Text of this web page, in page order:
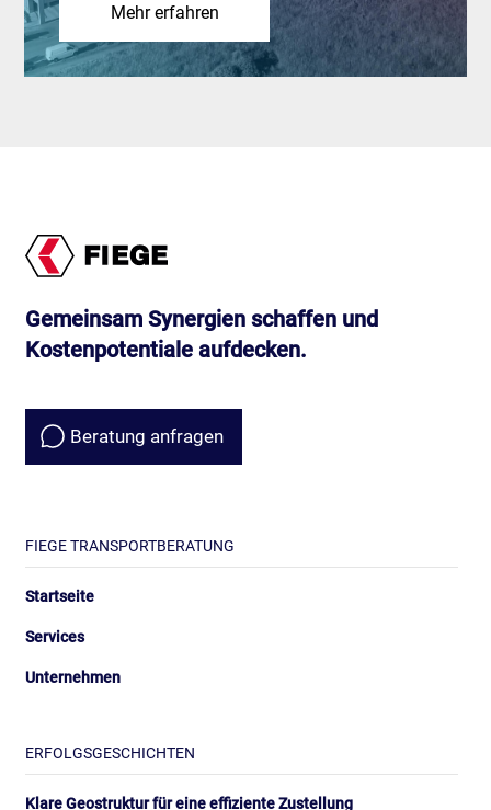
Mehr erfahren
Gemeinsam Synergien schaffen und
Kostenpotentiale aufdecken.
Beratung anfragen
FIEGE TRANSPORTBERATUNG
Startseite
Services
Unternehmen
ERFOLGSGESCHICHTEN
Klare Geostruktur für eine effiziente Zustellung